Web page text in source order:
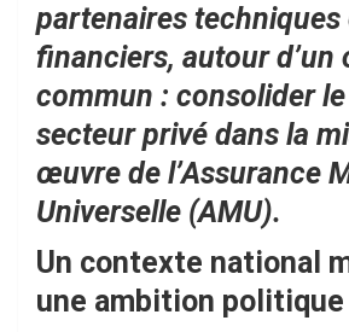
partenaires techniques
financiers, autour d’un
commun : consolider
secteur privé dans la
œuvre de l’Assurance
Universelle (AMU).
Un contexte national
une ambition